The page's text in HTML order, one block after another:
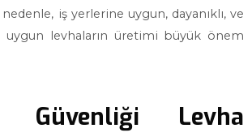
iş yerlerine uygun, dayanıklı, ve
uygun levhaların üretimi büyük önem
Levha